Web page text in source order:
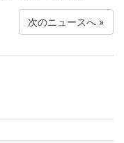
次のニュースへ »